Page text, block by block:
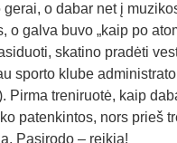
o dabar net į
o galva buvo „kaip po
skatino pradėti
sporto klube
Pirma treniruotė, kaip
patenkintos, nors prieš
Pasirodo – reikia!